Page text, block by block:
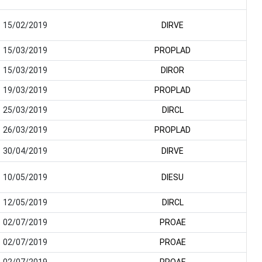
15/02/2019 DIRVE
15/03/2019 PROPLAD
15/03/2019 DIROR
19/03/2019 PROPLAD
25/03/2019 DIRCL
26/03/2019 PROPLAD
30/04/2019 DIRVE
10/05/2019 DIESU
12/05/2019 DIRCL
02/07/2019 PROAE
02/07/2019 PROAE